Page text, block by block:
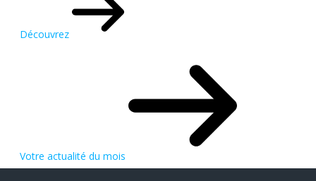
Découvrez
Votre actualité du mois